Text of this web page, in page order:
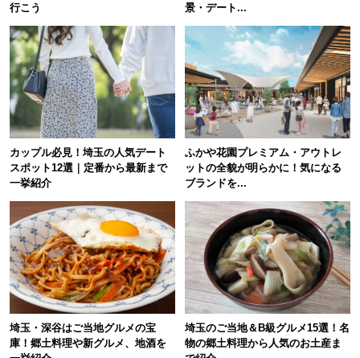
行こう
景・デート...
カップル必見！埼玉の人気デート
スポット12選｜定番から最新まで
一挙紹介
ふかや花園プレミアム・アウトレ
ットの全貌が明らかに！気になる
ブランドを...
埼玉・深谷はご当地グルメの宝
庫！郷土料理や新グルメ、地酒を
埼玉のご当地＆B級グルメ15選！名
物の郷土料理から人気のお土産ま